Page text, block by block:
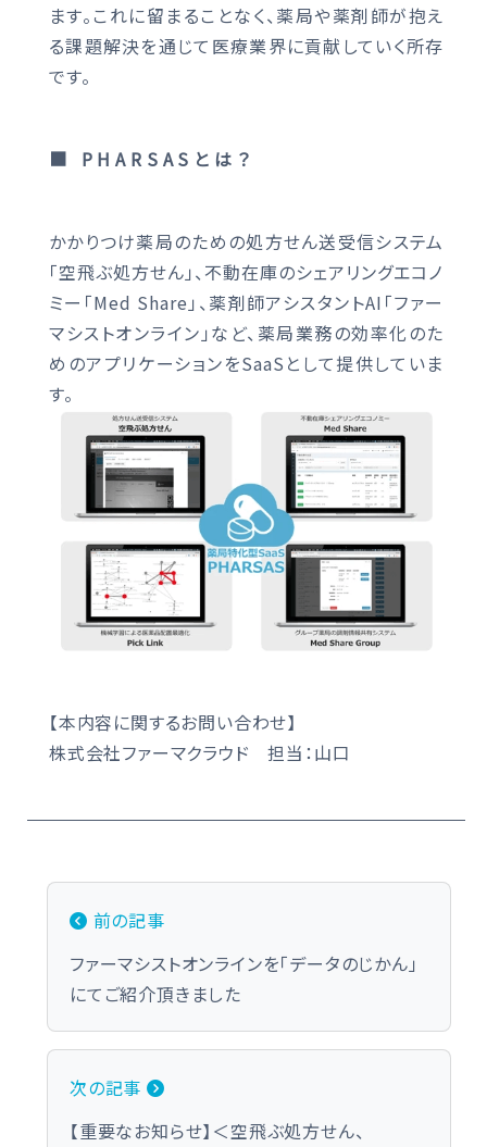
ます。これに留まることなく、薬局や薬剤師が抱え
る課題解決を通じて医療業界に貢献していく所存
です。
■ PHARSASとは？
かかりつけ薬局のための処方せん送受信システム
「空飛ぶ処方せん」、不動在庫のシェアリングエコノ
ミー「Med Share」、薬剤師アシスタントAI「ファー
マシストオンライン」など、薬局業務の効率化のた
めのアプリケーションをSaaSとして提供していま
す。
【本内容に関するお問い合わせ】
株式会社ファーマクラウド 担当：山口
投稿ナビゲーション
前の記事
ファーマシストオンラインを「データのじかん」
にてご紹介頂きました
次の記事
【重要なお知らせ】＜空飛ぶ処方せん、